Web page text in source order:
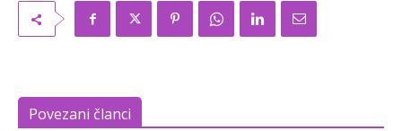
Povezani članci